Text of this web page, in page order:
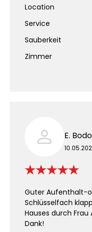
Location
Service
Sauberkeit
Zimmer
E.
Guter Aufenthalt-
Schlüsselfach
Hauses durch Frau
Dank!